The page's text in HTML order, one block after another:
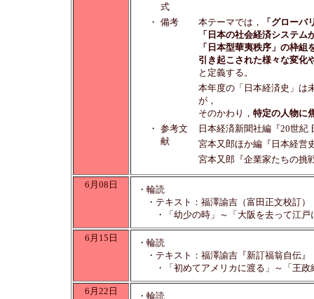
式
・ 備考 本テーマでは，
「グローバ
「日本の社会経済システ
「日本型華夷秩序」の枠
引き起こされた様々な変化
と定義する。
本年度の「日本経済史」は
が，
そのかわり， 特定の人物に
・ 参考文
献
日本経済新聞社編『20世紀
宮本又郎ほか編『日本経営
宮本又郎『企業家たちの挑
6月08日
・輪読
・テキスト：福澤諭吉（富田正文校訂）
・「幼少の時」～「大阪を去って江戸
6月15日
・輪読
・テキスト：福澤諭吉『新訂福翁自伝』
・「初めてアメリカに渡る」～「王政
6月22日
・輪読